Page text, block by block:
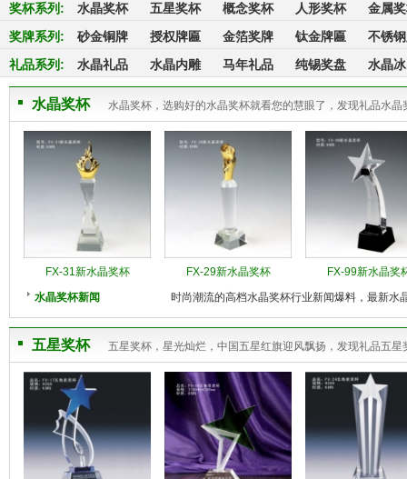
奖杯系列 : 水晶奖杯 五星奖杯 概念奖杯 人形奖杯
金属
奖牌系列 : 砂金铜牌 授权牌匾 金箔奖牌 钛金牌匾
不锈
礼品系列 : 水晶礼品 水晶内雕 马年礼品 纯锡奖盘 水晶
水晶奖杯 水晶奖杯，选购好的水晶奖杯就看您的慧眼了，发现礼品水
FX-31新水晶奖杯 FX-29新水晶奖杯
FX-99新水晶奖
水晶奖杯新闻
时尚潮流的高档水晶奖杯行业新闻爆料，最新
五星奖杯 五星奖杯，星光灿烂，中国五星红旗迎风飘扬，发现礼品五